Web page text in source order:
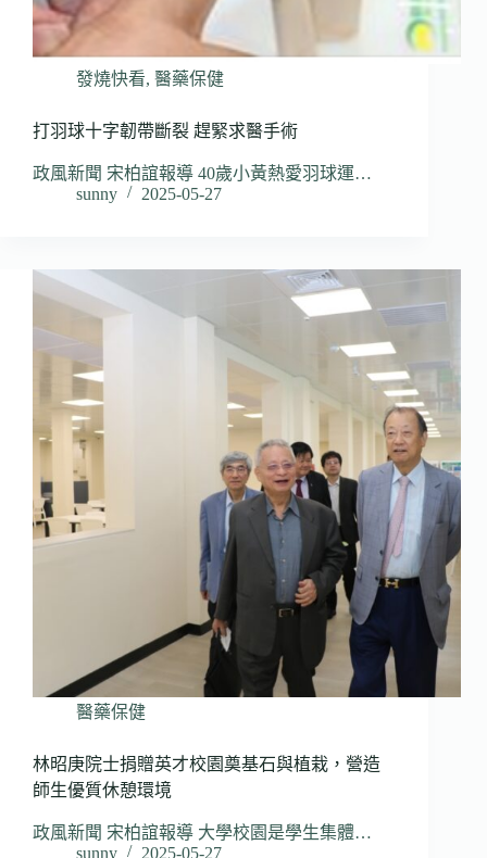
發燒快看, 醫藥保健
打羽球十字韌帶斷裂 趕緊求醫手術
政風新聞 宋柏誼報導 40歲小黃熱愛羽球運…
sunny
2025-05-27
醫藥保健
林昭庚院士捐贈英才校園奠基石與植栽，營造
師生優質休憩環境
政風新聞 宋柏誼報導 大學校園是學生集體…
sunny
2025-05-27